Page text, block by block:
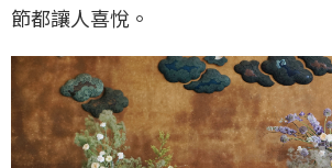
節都讓人喜悅。